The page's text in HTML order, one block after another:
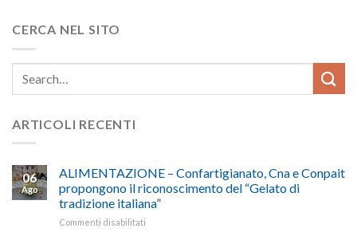
CERCA NEL SITO
ARTICOLI RECENTI
06
Ago
ALIMENTAZIONE – Confartigianato, Cna e Conpait
propongono il riconoscimento del “Gelato di
tradizione italiana”
Commenti disabilitati